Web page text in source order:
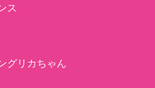
ス
グリカちゃん